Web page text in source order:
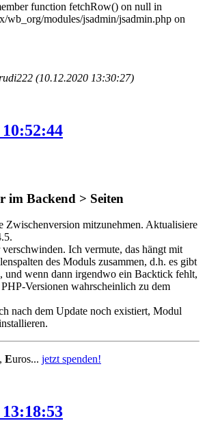
function fetchRow() on null in
wb_org/modules/jsadmin/jsadmin.php on
(10.12.2020 13:30:27)
10:52:44
im Backend > Seiten
Zwischenversion mitzunehmen. Aktualisiere
Ich vermute, das hängt mit
des Moduls zusammen, d.h. es gibt
und wenn dann irgendwo ein Backtick fehlt,
Versionen wahrscheinlich zu dem
nach dem Update noch existiert, Modul
Euros... jetzt spenden!
13:18:53